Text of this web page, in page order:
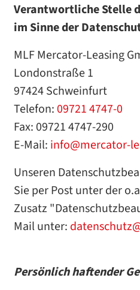
Verantwortliche Stelle
im Sinne der
MLF Mercator-Leasing
Londonstraße 1
97424 Schweinfurt
Telefon:09721 4747-0
Fax: 09721 4747-290
E-Mail: info@mercator-
Unseren
Sie per Post unter der
Zusatz
Mail unter:
Persönlich haftender